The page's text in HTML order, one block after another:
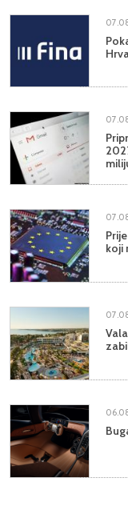
koji